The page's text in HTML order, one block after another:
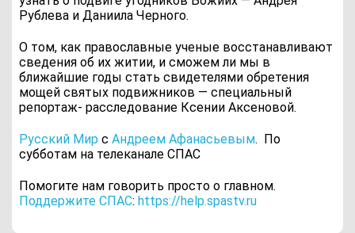
Рублева и Даниила Черного.
О том, как православные ученые восстанавливают
сведения об их житии, и сможем ли мы в
ближайшие годы стать свидетелями обретения
мощей святых подвижников — специальный
репортаж- расследование Ксении Аксеновой.
Русский Мир сАндреем Афанасьевым. По
субботам на телеканале СПАС
Помогите нам говорить просто о главном.
Поддержите СПАС:https://help.spastv.ru